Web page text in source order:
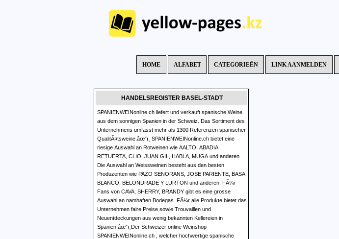
HOME ALFABET CATEGORIEËN LINK AANMELDEN
HANDELSREGISTER BASEL-STADT
SPANIENWEINonline.ch liefert und verkauft spanische Weine
aus dem sonnigen Spanien in der Schweiz. Das Sortiment des
Unternehmens umfasst mehr als 1300 Referenzen spanischer
QualitÃ¤tsweine.âœ”ï¸ SPANIENWEINonline.ch bietet eine
riesige Auswahl an Rotweinen wie AALTO, ABADIA
RETUERTA, CLIO, JUAN GIL, HABLA, MUGA und anderen.
Die Auswahl an Weissweinen besteht aus den besten
Produzenten wie PAZO SENORANS, JOSE PARIENTE, BASA
BLANCO, BELONDRADE Y LURTON und anderen. FÃ¼r
Fans von CAVA, SHERRY, BRANDY gibt es eine grosse
Auswahl an namhaften Bodegas. FÃ¼r alle Produkte bietet das
Unternehmen faire Preise sowie Trouvaillen und
Neuentdeckungen aus wenig bekannten Kellereien in
Spanien.âœ”ï¸Der Schweizer online Weinshop
SPANIENWEINonline.ch , welcher hochwertige spanische